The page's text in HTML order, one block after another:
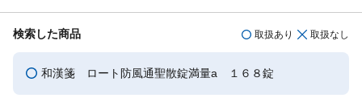
検索した商品 取扱あり 取扱なし
和漢箋 ロート防風通聖散錠満量a １６８錠